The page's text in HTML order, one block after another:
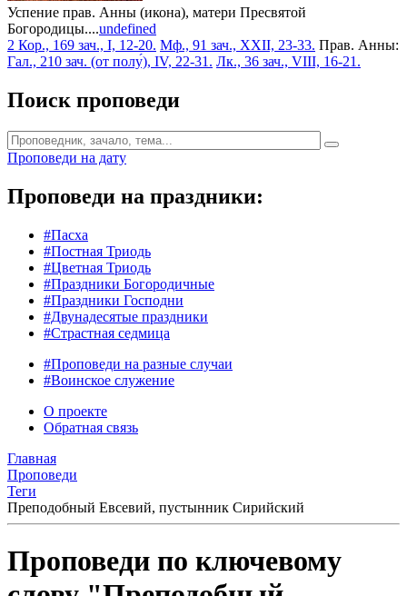
Успение прав. Анны (икона), матери Пресвятой
Богородицы....undefined
2 Кор., 169 зач., I, 12-20. Мф., 91 зач., XXII, 23-33. Прав. Анны:
Гал., 210 зач. (от полу́), IV, 22-31. Лк., 36 зач., VIII, 16-21.
Поиск проповеди
Проповеди на дату
Проповеди на праздники:
#Пасха
#Постная Триодь
#Цветная Триодь
#Праздники Богородичные
#Праздники Господни
#Двунадесятые праздники
#Страстная седмица
#Проповеди на разные случаи
#Воинское служение
О проекте
Обратная связь
Главная
Проповеди
Теги
Преподобный Евсевий, пустынник Сирийский
Проповеди по ключевому